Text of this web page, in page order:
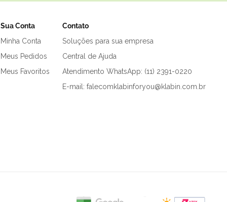
Sua Conta
Minha Conta
Meus Pedidos
Meus Favoritos
Contato
Soluções para sua empresa
Central de Ajuda
Atendimento WhatsApp: (11) 2391-0220
E-mail: falecomklabinforyou@klabin.com.br